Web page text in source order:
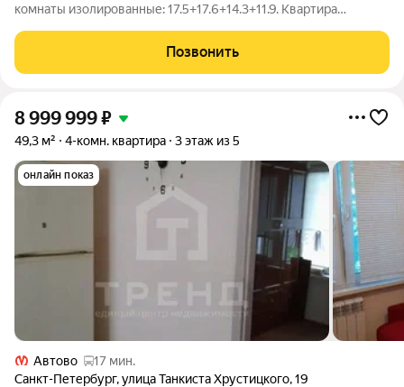
комнаты изолированные: 17.5+17.6+14.3+11.9. Квартира
светлая. Этаж первый, высокий. Квартира продается с
мебелью (по желанию). Развитая
Позвонить
8 999 999₽
49,3 м² 4-комн. квартира 3 этаж из 5
онлайн показ
Автово
17 мин.
Санкт-Петербург,улица Танкиста Хрустицкого,19